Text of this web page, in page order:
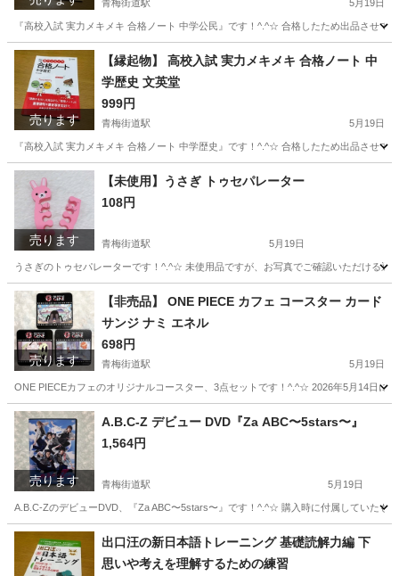
青梅街道駅 5月19日
『高校入試 実力メキメキ 合格ノート 中学公民』です！^.^☆ 合格したため出品させ
東京 小平市 青梅街道駅 参考書 文英堂
売ります
【縁起物】 高校入試 実力メキメキ 合格ノート 中
学歴史 文英堂
999円
青梅街道駅 5月19日
『高校入試 実力メキメキ 合格ノート 中学歴史』です！^.^☆ 合格したため出品させ
東京 小平市 青梅街道駅 参考書 文英堂
売ります
【未使用】うさぎ トゥセパレーター
108円
青梅街道駅 5月19日
うさぎのトゥセパレーターです！^.^☆ 未使用品ですが、お写真でご確認いただける
東京 小平市 青梅街道駅 うさぎ
売ります
【非売品】 ONE PIECE カフェ コースター カード
サンジ ナミ エネル
698円
青梅街道駅 5月19日
ONE PIECEカフェのオリジナルコースター、3点セットです！^.^☆ 2026年5月14日に
東京 小平市 コースター
売ります
A.B.C-Z デビュー DVD『Za ABC〜5stars〜』
1,564円
青梅街道駅 5月19日
A.B.C-ZのデビューDVD、『Za ABC〜5stars〜』です！^.^☆ 購入時に付属していたも
東京 小平市 青梅街道駅 DVD/ブルーレイ DVD
出口汪の新日本語トレーニング 基礎読解力編 下
思いや考えを理解するための練習